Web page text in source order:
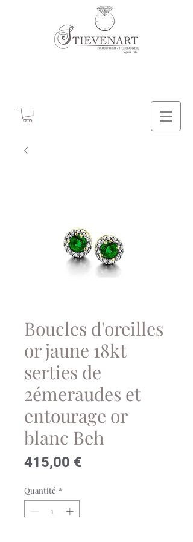
Boucles d'oreilles
or jaune 18kt
serties de
2émeraudes et
entourage or
blanc Beh
415,00 €
Quantité *